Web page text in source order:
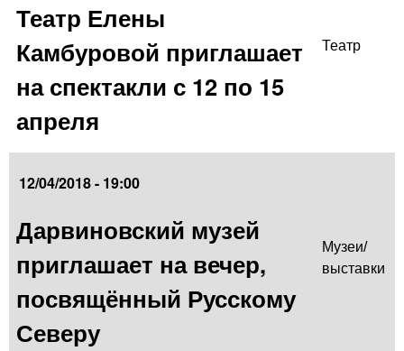
Театр Елены
Камбуровой приглашает
на спектакли с 12 по 15
апреля
Театр
12/04/2018 - 19:00
Дарвиновский музей
приглашает на вечер,
посвящённый Русскому
Северу
Музеи/
выставки